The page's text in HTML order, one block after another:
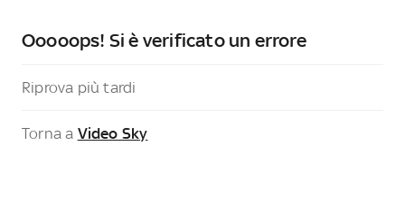
Ooooops! Si è verificato un errore
Riprova più tardi
Torna a Video Sky